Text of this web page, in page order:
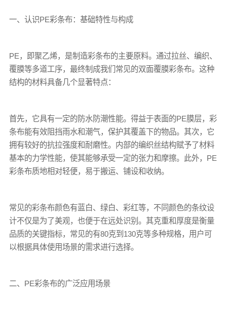
一、认识PE彩条布：基础特性与构成
PE，即聚乙烯，是制造彩条布的主要原料。通过拉丝、编织、
覆膜等多道工序，最终制成我们常见的双面覆膜彩条布。这种
结构的材料具备几个显著特点：
首先，它具有一定的防水防潮性能。得益于表面的PE膜层， 彩
条布能有效阻挡雨水和潮气，保护其覆盖下的物品。其次，它
拥有较好的抗拉强度和耐磨性。内部的编织丝结构赋予了材料
基本的力学性能，使其能够承受一定的张力和摩擦。此外，PE
彩条布质地相对轻便，易于搬运、铺设和收纳。
常见的彩条布颜色有蓝白、绿白、彩红等，不同颜色的条纹设
计不仅是为了美观，也便于在远处识别。其克重和厚度是衡量
品质的关键指标，常见的有80克到130克等多种规格，用户可
以根据具体使用场景的需求进行选择。
二、PE彩条布的广泛应用场景